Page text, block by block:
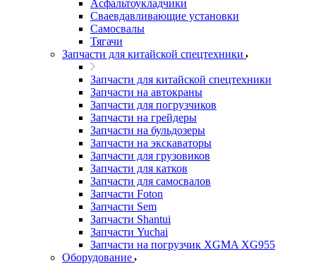
Асфальтоукладчики
Сваевдавливающие установки
Самосвалы
Тягачи
Запчасти для китайской спецтехники
Запчасти для китайской спецтехники
Запчасти на автокраны
Запчасти для погрузчиков
Запчасти на грейдеры
Запчасти на бульдозеры
Запчасти на экскаваторы
Запчасти для грузовиков
Запчасти для катков
Запчасти для самосвалов
Запчасти Foton
Запчасти Sem
Запчасти Shantui
Запчасти Yuchai
Запчасти на погрузчик XGMA XG955
Оборудование